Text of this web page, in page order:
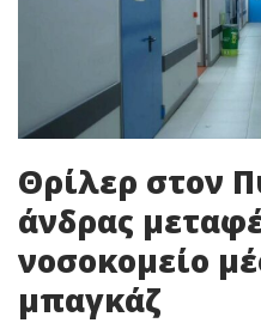
Θρίλερ στον
άνδρας
νοσοκομείο
μπαγκάζ